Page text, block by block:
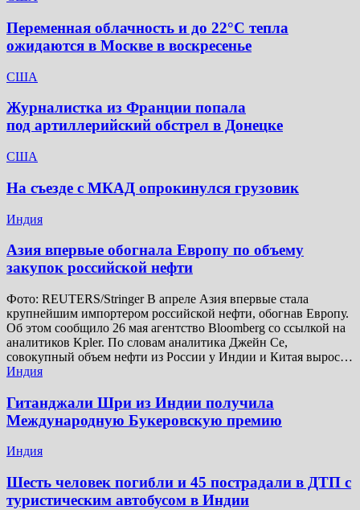
Переменная облачность и до 22°C тепла
ожидаются в Москве в воскресенье
США
Журналистка из Франции попала
под артиллерийский обстрел в Донецке
США
На съезде с МКАД опрокинулся грузовик
Индия
Азия впервые обогнала Европу по объему
закупок российской нефти
Фото: REUTERS/Stringer В апреле Азия впервые стала
крупнейшим импортером российской нефти, обогнав Европу.
Об этом сообщило 26 мая агентство Bloomberg со ссылкой на
аналитиков Kpler. По словам аналитика Джейн Се,
совокупный объем нефти из России у Индии и Китая вырос…
Индия
Гитанджали Шри из Индии получила
Международную Букеровскую премию
Индия
Шесть человек погибли и 45 пострадали в ДТП с
туристическим автобусом в Индии